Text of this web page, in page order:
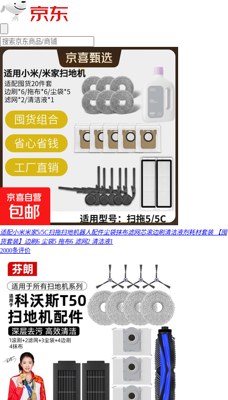
适配小米米家5/5C扫拖扫地机器人配件尘袋抹布滤网芯滚边刷清洁液剂耗材套装 【囤
货套装】边刷6 尘袋5 拖布6 滤网2 清洁液1
2000条评价